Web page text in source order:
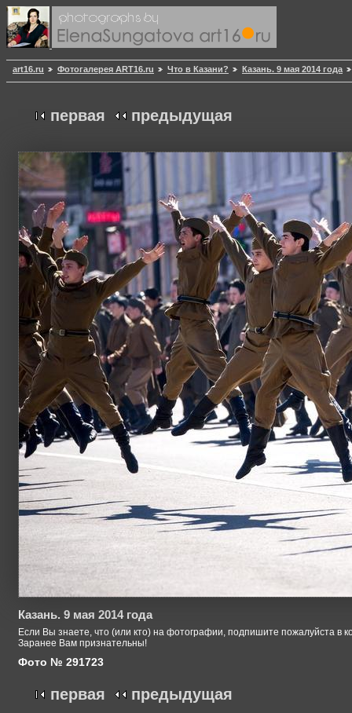
art16.ru Фотогалерея ART16.ru Что в Казани? Казань. 9 мая 2014 года
первая предыдущая
Казань. 9 мая 2014 года
Если Вы знаете, что (или кто) на фотографии, подпишите пожалуйста в
Заранее Вам признательны!
Фото № 291723
первая предыдущая